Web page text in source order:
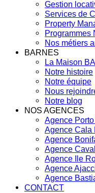
Gestion
Services de
Property
Programmes
Nos métiers
BARNES
La Maison
Notre histoire
Notre équipe
Nous
Notre blog
NOS AGENCES
Agence
Agence Cala
Agence
Agence
Agence Ile
Agence
Agence
CONTACT